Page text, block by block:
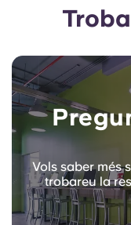
Vols saber més
trobareu la